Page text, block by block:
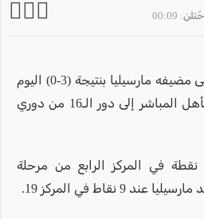
00:09
حقق ليفربول فوزاً مهماً على مضيفه مارسيليا بنتيجة (3-0) اليوم
الأربعاء ليعزز فرصته في التأهل المباشر إلى دور الـ16 من دوري
الريدز رصيده إلى 15 نقطة في المركز الرابع من مرحلة
نقاط في المركز 19.